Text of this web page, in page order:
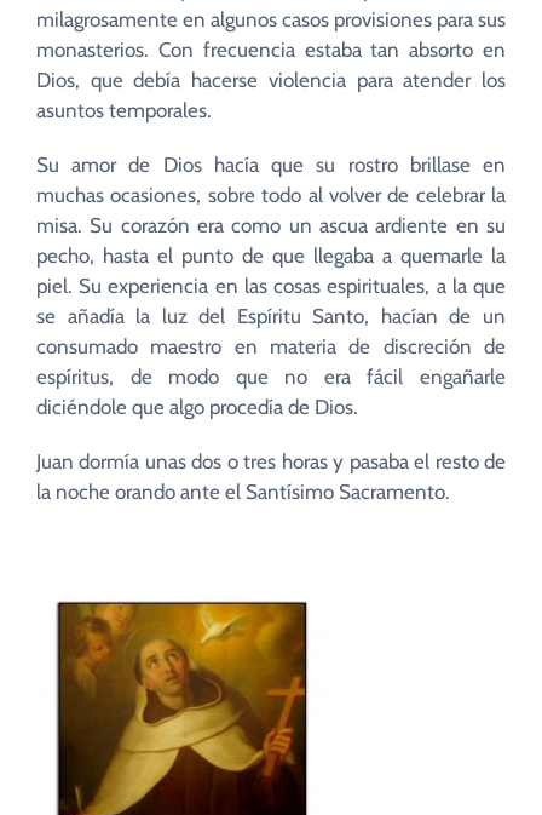
milagrosamente en algunos casos provisiones para sus
monasterios. Con frecuencia estaba tan absorto en
Dios, que debía hacerse violencia para atender los
asuntos temporales.
Su amor de Dios hacía que su rostro brillase en
muchas ocasiones, sobre todo al volver de celebrar la
misa. Su corazón era como un ascua ardiente en su
pecho, hasta el punto de que llegaba a quemarle la
piel. Su experiencia en las cosas espirituales, a la que
se añadía la luz del Espíritu Santo, hacían de un
consumado maestro en materia de discreción de
espíritus, de modo que no era fácil engañarle
diciéndole que algo procedía de Dios.
Juan dormía unas dos o tres horas y pasaba el resto de
la noche orando ante el Santísimo Sacramento.